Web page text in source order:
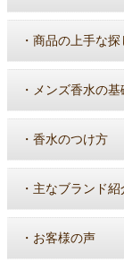
・ 商品の上手な探
・ メンズ香水の基
・ 香水のつけ方
・ 主なブランド紹
・ お客様の声